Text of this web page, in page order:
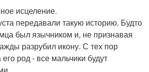
исцеление.
передавали такую историю. Будто
был язычником и, не признавая
разрубил икону. С тех пор
род - все мальчики будут